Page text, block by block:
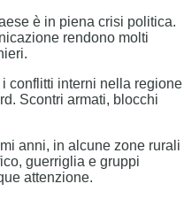
è in piena crisi politica.
rendono molti
conflitti interni nella regione
Scontri armati, blocchi
anni, in alcune zone rurali
guerriglia e gruppi
attenzione.